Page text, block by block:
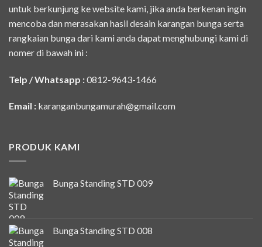
untuk berkunjung ke website kami, jika anda berkenan ingin
mencoba dan merasakan hasil desain karangan bunga serta
rangkaian bunga dari kami anda dapat menghubungi kami di
nomer di bawah ini :
Telp / Whatsapp :0812-9643-1466
Email : karanganbungamurah@gmail.com
PRODUK KAMI
Bunga Standing STD 009
Bunga Standing STD 008